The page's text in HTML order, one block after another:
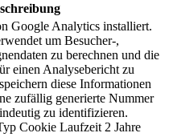
Google Analytics installiert.
um Besucher-,
zu berechnen und die
einen Analysebericht zu
diese Informationen
zufällig generierte Nummer
zu identifizieren.
Cookie Laufzeit 2 Jahre